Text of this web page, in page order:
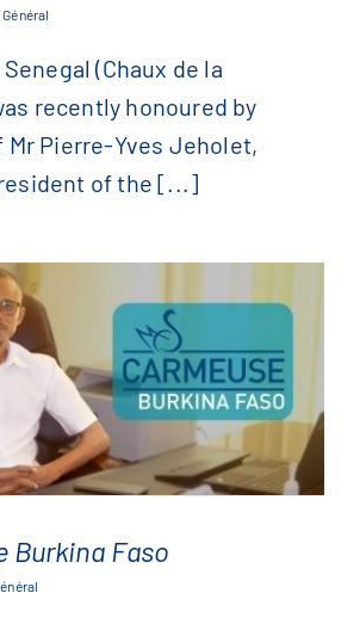
Visit to Senegal
Général
(Chaux de la
recently honoured by
Pierre-Yves Jeholet,
of the [...]
Burkina Faso